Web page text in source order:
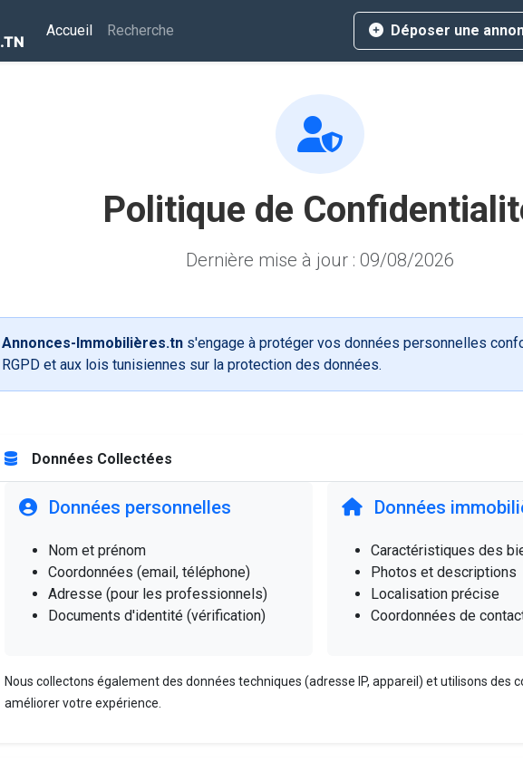
.TN
Accueil Recherche Déposer une
Politique de
Dernière mise à jour : 09/08/2026
Annonces-Immobilières.tn s'engage à protéger vos données personnelles
RGPD et aux lois tunisiennes sur la protection des données.
Données Collectées
Données personnelles
Nom et prénom
Coordonnées (email, téléphone)
Adresse (pour les professionnels)
Documents d'identité (vérification)
Données
Caractéristiques des
Photos et descriptions
Localisation précise
Coordonnées de
Nous collectons également des données techniques (adresse IP, appareil) et utilisons des
améliorer votre expérience.